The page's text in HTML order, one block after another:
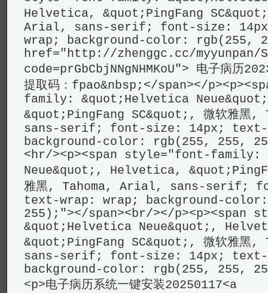
Helvetica, &quot;PingFang
Arial, sans-serif; font-size:
wrap; background-color: rgb(255,
href="http://zhenggc.cc/myyunpan/
code=prGbCbjNNgNHMKoU"> 电子病历
提取码：fpao&nbsp;</span></
family: &quot;Helvetica
&quot;PingFang SC&quot;, 微软雅黑
sans-serif; font-size: 14px; text-
background-color: rgb(255, 255,
<hr/><p><span style="font-family:
Neue&quot;, Helvetica,
雅黑, Tahoma, Arial, sans-serif;
text-wrap: wrap; background-
255);"></span><br/></
&quot;Helvetica Neue&quot;,
&quot;PingFang SC&quot;, 微软雅黑
sans-serif; font-size: 14px; text-
background-color: rgb(255, 255,
<p>电子病历系统一键安装20250117<a